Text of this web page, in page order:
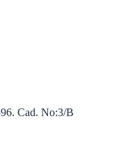
Cad. No:3/B